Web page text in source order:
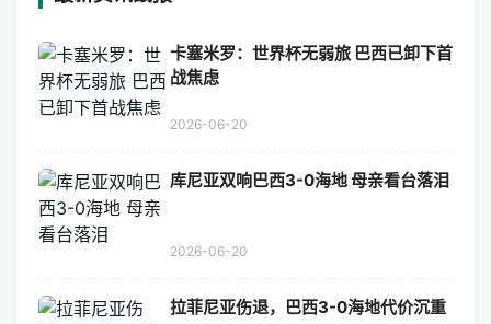
卡塞米罗：世界杯无弱旅 巴西已卸下首
战焦虑
2026-06-20
库尼亚双响巴西3-0海地 母亲看台落泪
2026-06-20
拉菲尼亚伤退，巴西3-0海地代价沉重